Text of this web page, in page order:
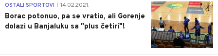
3
OSTALI SPORTOVI 14.02.2021.
Borac potonuo, pa se vratio, ali Gorenje
dolazi u Banjaluku sa "plus četiri"!